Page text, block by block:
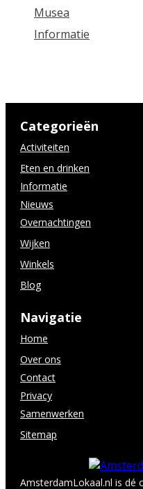
Musea
Informatie
AmsterdamLokaal.nl is dé
Navigatie
Home
Over ons
Contact
Privacy
Samenwerken
Sitemap
Categorieën
Activiteiten
Eten en drinken
Informatie
Nieuws
Overnachtingen
Wijken
Winkels
Blog